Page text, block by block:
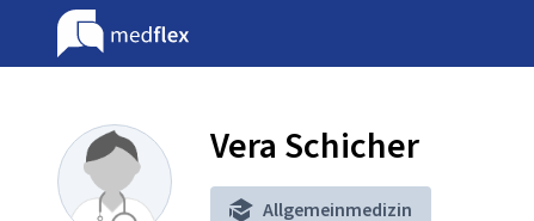
Vera Schicher
Allgemeinmedizin